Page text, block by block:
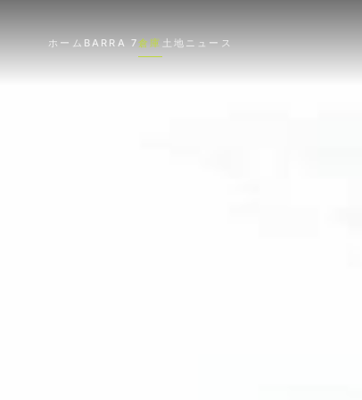
ホーム BARRA 7倉庫 土地 ニュース